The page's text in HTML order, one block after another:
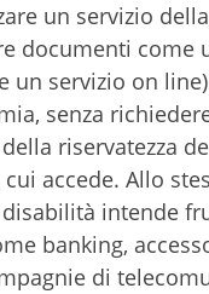
un servizio
documenti come
un servizio on
senza
riservatezza
accede. Allo
intende
banking,
di